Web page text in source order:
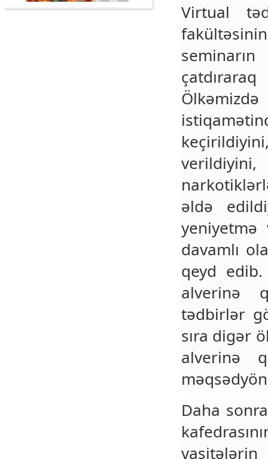
Virtual
əldə
yeniyetmə
davamlı
qeyd
alverinə
tədbirlər
sıra digər
alverinə
Daha